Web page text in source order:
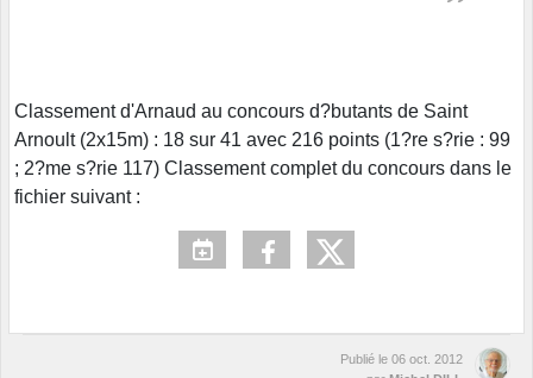
Classement d'Arnaud au concours d?butants de Saint
Arnoult (2x15m) : 18 sur 41 avec 216 points (1?re s?rie : 99
; 2?me s?rie 117) Classement complet du concours dans le
fichier suivant :
Publié le 06 oct. 2012